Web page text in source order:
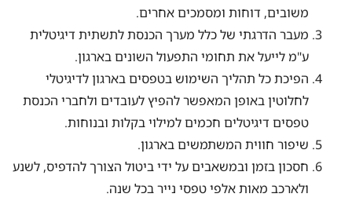
משובים, דוחות ומסמכים אחרים.
מעבר הדרגתי של כלל מערך הכנסת לתשתית דיגיטלית
ע"מ לייעל את תחומי התפעול השונים בארגון.
הפיכת כל תהליך השימוש בטפסים בארגון לדיגיטלי
לחלוטין באופן המאפשר להפיץ לעובדים ולחברי הכנסת
טפסים דיגיטלים חכמים למילוי בקלות ובנוחות.
שיפור חווית המשתמשים בארגון.
חסכון בזמן ובמשאבים על ידי ביטול הצורך להדפיס, לשנע
ולארכב מאות אלפי טפסי נייר בכל שנה.